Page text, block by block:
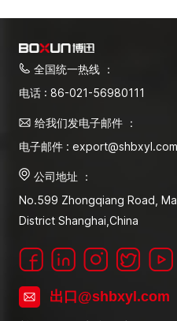
全国统一热线 ：
电话 : 86-021-56980111
给我们发电子邮件 ：
电子邮件 : export@shbxyl.com
公司地址 ：
No.599 Zhongqiang Road,
District Shanghai,China
出口@shbxyl.com